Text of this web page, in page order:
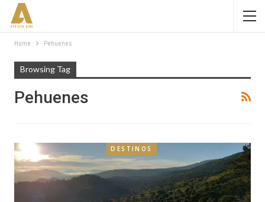
Home Pehuenes
Browsing Tag
Pehuenes
DESTINOS